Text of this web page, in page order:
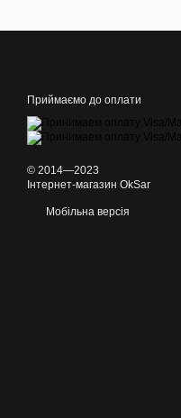
Приймаємо до оплати
© 2014—2023
Інтернет-магазин OkSar
Мобільна версія